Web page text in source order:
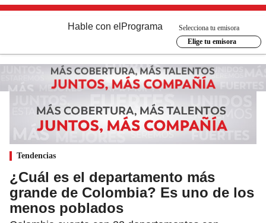
Hable con el Programa
Selecciona tu emisora
Elige tu emisora
Tendencias
¿Cuál es el departamento más
grande de Colombia? Es uno de los
menos poblados